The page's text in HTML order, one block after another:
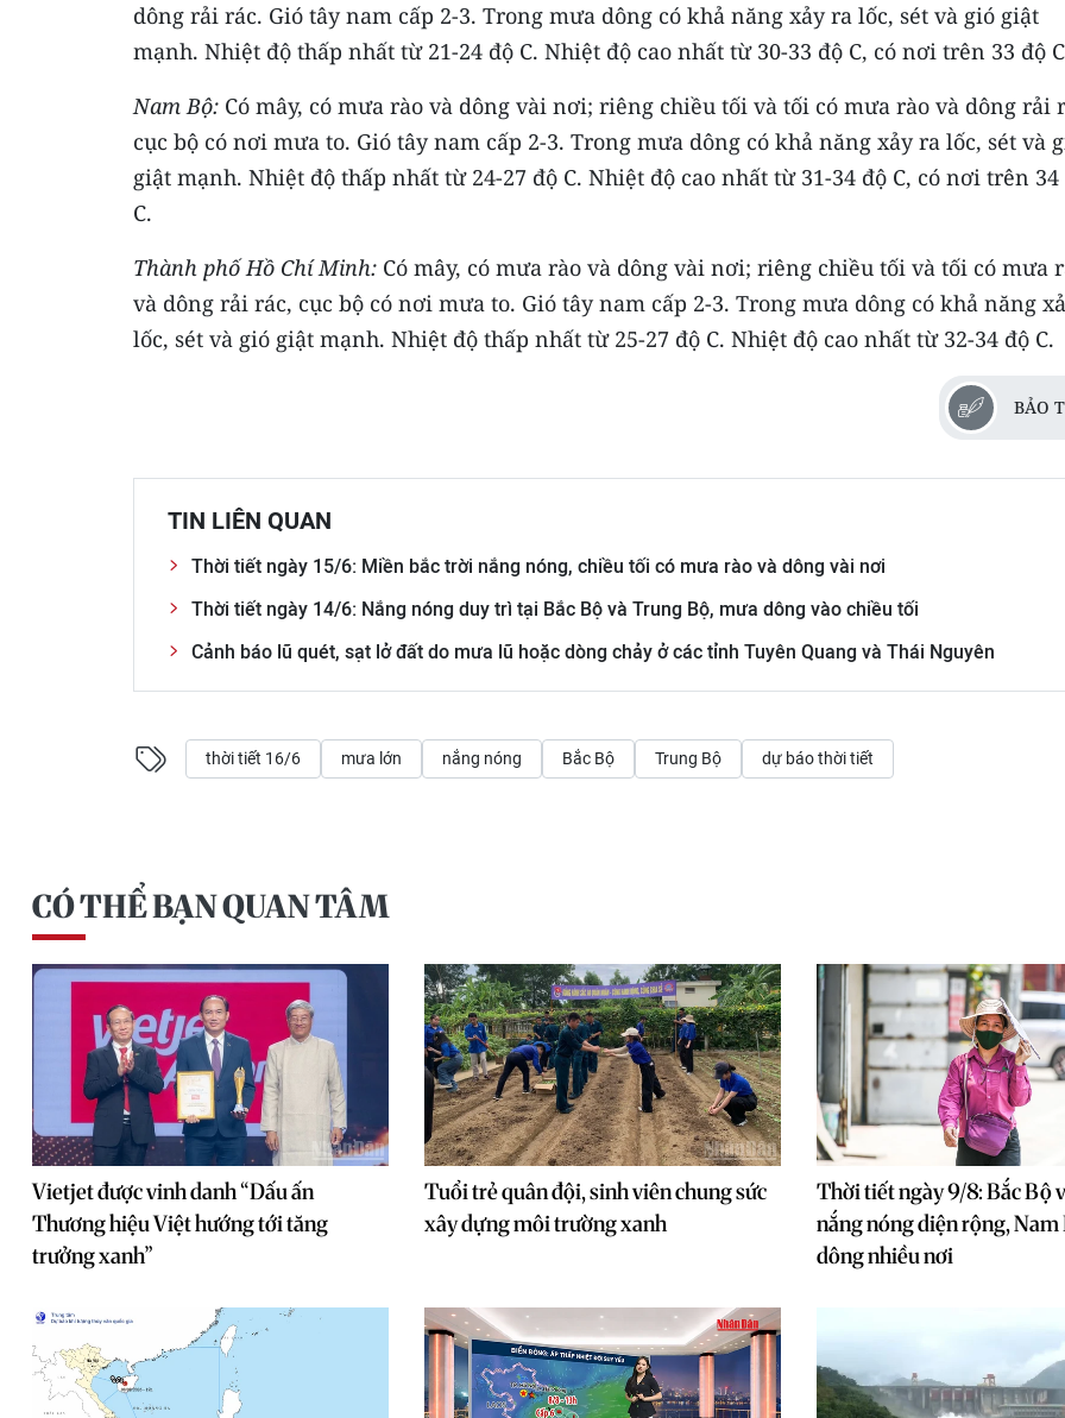
dông rải rác. Gió tây nam cấp 2-3. Trong mưa dông có khả năng xảy ra lốc, sét và gió giật
mạnh. Nhiệt độ thấp nhất từ 21-24 độ C. Nhiệt độ cao nhất từ 30-33 độ C, có nơi trên 33 độ
Nam Bộ: Có mây, có mưa rào và dông vài nơi; riêng chiều tối và tối có mưa rào và dông rải
cục bộ có nơi mưa to. Gió tây nam cấp 2-3. Trong mưa dông có khả năng xảy ra lốc, sét và
giật mạnh. Nhiệt độ thấp nhất từ 24-27 độ C. Nhiệt độ cao nhất từ 31-34 độ C, có nơi trên 34
C.
Thành phố Hồ Chí Minh: Có mây, có mưa rào và dông vài nơi; riêng chiều tối và tối có mưa
và dông rải rác, cục bộ có nơi mưa to. Gió tây nam cấp 2-3. Trong mưa dông có khả năng
lốc, sét và gió giật mạnh. Nhiệt độ thấp nhất từ 25-27 độ C. Nhiệt độ cao nhất từ 32-34 độ C.
BẢO
TIN LIÊN QUAN
Thời tiết ngày 15/6: Miền bắc trời nắng nóng, chiều tối có mưa rào và dông vài nơi
Thời tiết ngày 14/6: Nắng nóng duy trì tại Bắc Bộ và Trung Bộ, mưa dông vào chiều tối
Cảnh báo lũ quét, sạt lở đất do mưa lũ hoặc dòng chảy ở các tỉnh Tuyên Quang và Thái Nguyên
thời tiết 16/6 mưa lớn nắng nóng Bắc Bộ Trung Bộ dự báo thời tiết
CÓ THỂ BẠN QUAN TÂM
Vietjet được vinh danh “Dấu ấn
Thương hiệu Việt hướng tới tăng
trưởng xanh”
Tuổi trẻ quân đội, sinh viên chung sức
xây dựng môi trường xanh
Thời tiết ngày 9/8: Bắc Bộ
nắng nóng diện rộng,
dông nhiều nơi